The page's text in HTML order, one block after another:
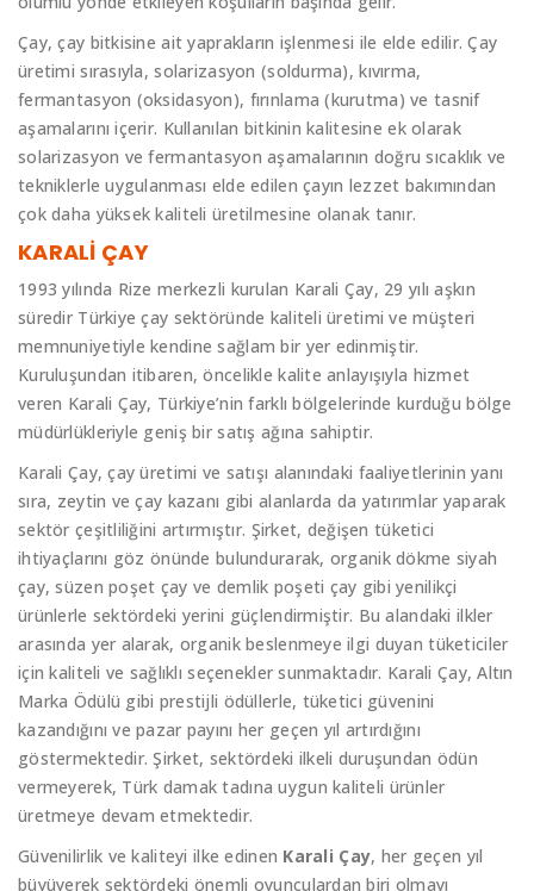
Çay, çay bitkisine ait yaprakların işlenmesi ile elde edilir. Çay
üretimi sırasıyla, solarizasyon (soldurma), kıvırma,
fermantasyon (oksidasyon), fırınlama (kurutma) ve tasnif
aşamalarını içerir. Kullanılan bitkinin kalitesine ek olarak
solarizasyon ve fermantasyon aşamalarının doğru sıcaklık ve
tekniklerle uygulanması elde edilen çayın lezzet bakımından
çok daha yüksek kaliteli üretilmesine olanak tanır.
KARALİ ÇAY
1993 yılında Rize merkezli kurulan Karali Çay, 29 yılı aşkın
süredir Türkiye çay sektöründe kaliteli üretimi ve müşteri
memnuniyetiyle kendine sağlam bir yer edinmiştir.
Kuruluşundan itibaren, öncelikle kalite anlayışıyla hizmet
veren Karali Çay, Türkiye’nin farklı bölgelerinde kurduğu bölge
müdürlükleriyle geniş bir satış ağına sahiptir.
Karali Çay, çay üretimi ve satışı alanındaki faaliyetlerinin yanı
sıra, zeytin ve çay kazanı gibi alanlarda da yatırımlar yaparak
sektör çeşitliliğini artırmıştır. Şirket, değişen tüketici
ihtiyaçlarını göz önünde bulundurarak, organik dökme siyah
çay, süzen poşet çay ve demlik poşeti çay gibi yenilikçi
ürünlerle sektördeki yerini güçlendirmiştir. Bu alandaki ilkler
arasında yer alarak, organik beslenmeye ilgi duyan tüketiciler
için kaliteli ve sağlıklı seçenekler sunmaktadır. Karali Çay, Altın
Marka Ödülü gibi prestijli ödüllerle, tüketici güvenini
kazandığını ve pazar payını her geçen yıl artırdığını
göstermektedir. Şirket, sektördeki ilkeli duruşundan ödün
vermeyerek, Türk damak tadına uygun kaliteli ürünler
üretmeye devam etmektedir.
Güvenilirlik ve kaliteyi ilke edinen Karali Çay, her geçen yıl
büyüyerek sektördeki önemli oyunculardan biri olmayı